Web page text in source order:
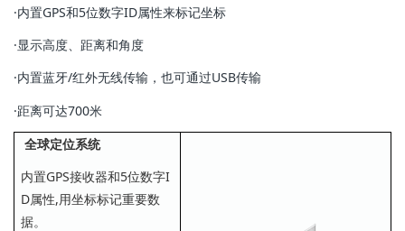
·内置GPS和5位数字ID属性来标记坐标
·显示高度、距离和角度
·内置蓝牙/红外无线传输，也可通过USB传输
·距离可达700米
全球定位系统
内置GPS接收器和5位数字I
D属性,用坐标标记重要数
据。